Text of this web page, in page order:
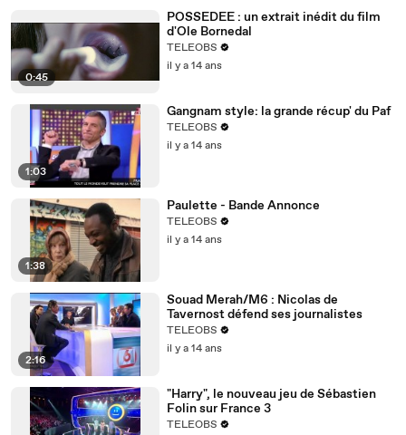
0:45
POSSEDEE : un extrait inédit du film
d'Ole Bornedal
TELEOBS
il y a 14 ans
1:03
Gangnam style: la grande récup' du Paf
TELEOBS
il y a 14 ans
1:38
Paulette - Bande Annonce
TELEOBS
il y a 14 ans
2:16
Souad Merah/M6 : Nicolas de
Tavernost défend ses journalistes
TELEOBS
il y a 14 ans
"Harry", le nouveau jeu de Sébastien
Folin sur France 3
TELEOBS